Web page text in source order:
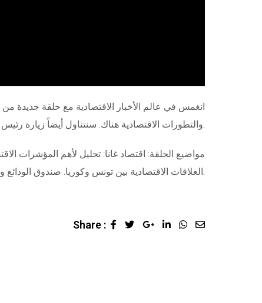
انغمس في عالم الأخبار الاقتصادية مع حلقة جديدة
والتطورات الاقتصادية هناك. سنتناول أيضاً زيارة رئيس الجمعية الكورية إلى تونس، ونفحص الدلالات الاقتصادية المحتملة لهذه الزيارة.
العلاقات الاقتصادية بين تونس وكوريا. صندوق الودائع والأمانات: تعريف بالصندوق وكيف يدعم المؤسسات الصغيرة والمتوسطة في تونس.
Share :